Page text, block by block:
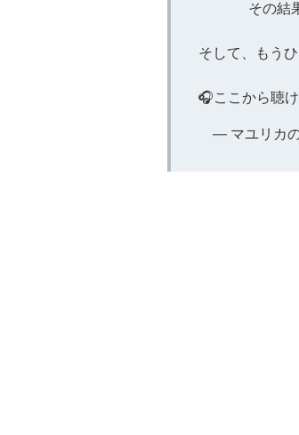
その結
そして、もう
🎧ここから聴
— マユリカ